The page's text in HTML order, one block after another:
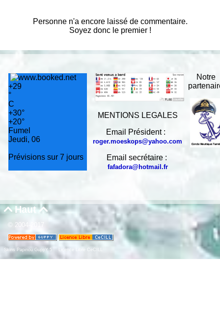
Personne n'a encore laissé de commentaire.
Soyez donc le premier !
+29
°
C
+30°
+20°
Fumel
Jeudi, 06
Prévisions sur 7 jours
MENTIONS LEGALES
Email Président :
roger.moeskops@yahoo.com
Email secrétaire :
fafadora@hotmail.fr
Notre
Haut
© 2004-2017
Skins Papinou GuppY 5 Licence Libre CeCILL